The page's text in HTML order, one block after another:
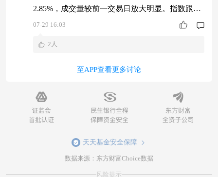
2.85%，成交量较前一交易日放大明显。指数跟踪
的中证金融科技主题指数成分股多数上涨，板块情
回归双位数据天风计算机团队最新研报，牛市环境
修复，头三家公司订单增速普遍恢复至10%-30%
07-29 16:03
2人
至APP查看更多讨论
天天基金安全保障
数据来源：东方财富Choice数据
风险提示